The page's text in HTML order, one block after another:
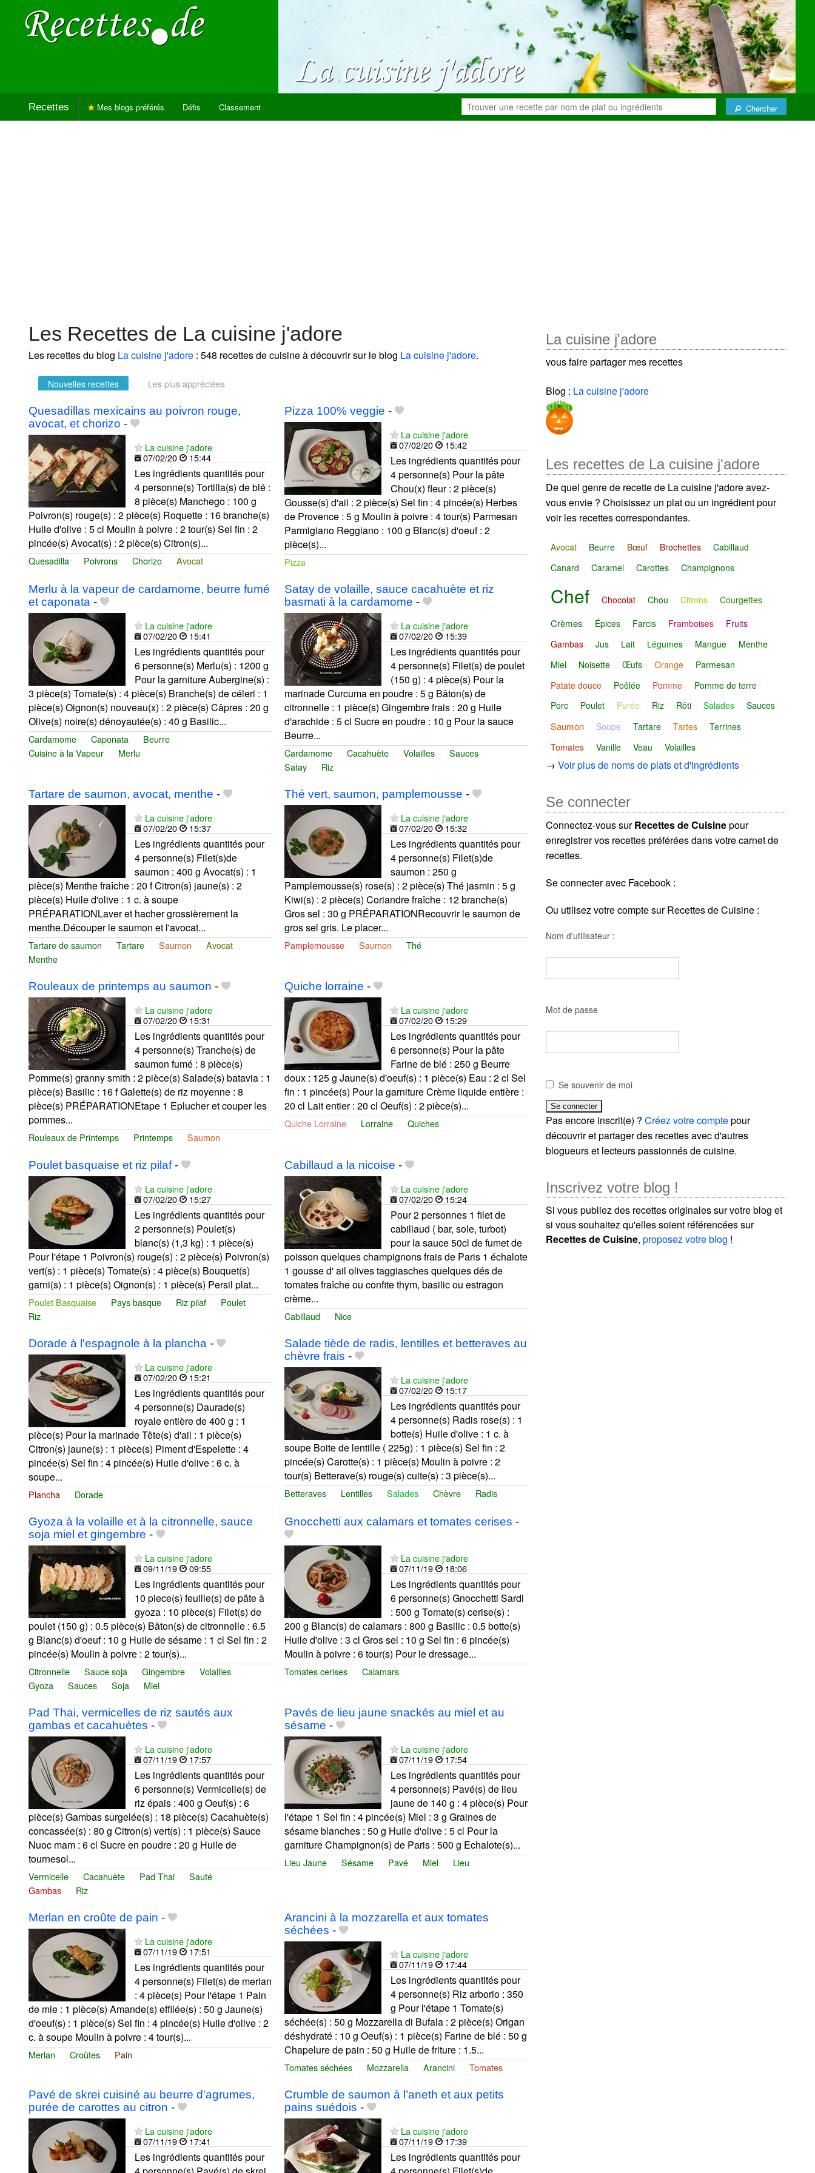
Recettes Chercher
Mes blogs préférés Défis Classement
Les Recettes de La cuisine j'adore
Les recettes du blog La cuisine j'adore : 548 recettes de cuisine à découvrir sur le blog La cuisine j'adore.
Nouvelles recettes Les plus appréciées
Quesadillas mexicains au poivron rouge,
avocat, et chorizo -
La cuisine j'adore
07/02/20
15:44
Les ingrédients quantités pour
4 personne(s) Tortilla(s) de blé :
8 pièce(s) Manchego : 100 g
Poivron(s) rouge(s) : 2 pièce(s) Roquette : 16 branche(s)
Huile d'olive : 5 cl Moulin à poivre : 2 tour(s) Sel fin : 2
pincée(s) Avocat(s) : 2 pièce(s) Citron(s)...
Quesadilla Poivrons Chorizo Avocat
Pizza 100% veggie -
La cuisine j'adore
07/02/20
15:42
Les ingrédients quantités pour
4 personne(s) Pour la pâte
Chou(x) fleur : 2 pièce(s)
Gousse(s) d'ail : 2 pièce(s) Sel fin : 4 pincée(s) Herbes
de Provence : 5 g Moulin à poivre : 4 tour(s) Parmesan
Parmigiano Reggiano : 100 g Blanc(s) d'oeuf : 2
pièce(s)...
Pizza
Merlu à la vapeur de cardamome, beurre fumé
et caponata -
La cuisine j'adore
07/02/20
15:41
Les ingrédients quantités pour
6 personne(s) Merlu(s) : 1200 g
Pour la garniture Aubergine(s) :
3 pièce(s) Tomate(s) : 4 pièce(s) Branche(s) de céleri : 1
pièce(s) Oignon(s) nouveau(x) : 2 pièce(s) Câpres : 20 g
Olive(s) noire(s) dénoyautée(s) : 40 g Basilic...
Cardamome Caponata
Beurre
Cuisine à la Vapeur
Merlu
Satay de volaille, sauce cacahuète et riz
basmati à la cardamome -
La cuisine j'adore
07/02/20
15:39
Les ingrédients quantités pour
4 personne(s) Filet(s) de poulet
(150 g) : 4 pièce(s) Pour la
marinade Curcuma en poudre : 5 g Bâton(s) de
citronnelle : 1 pièce(s) Gingembre frais : 20 g Huile
d'arachide : 5 cl Sucre en poudre : 10 g Pour la sauce
Beurre...
Cardamome Cacahuète Volailles
Sauces
Satay
Riz
Tartare de saumon, avocat, menthe -
La cuisine j'adore
07/02/20
15:37
Les ingrédients quantités pour
4 personne(s) Filet(s)de
saumon : 400 g Avocat(s) : 1
pièce(s) Menthe fraîche : 20 f Citron(s) jaune(s) : 2
pièce(s) Huile d'olive : 1 c. à soupe
PRÉPARATIONLaver et hacher grossièrement la
menthe.Découper le saumon et l'avocat...
Tartare de saumon Tartare Saumon
Avocat
Menthe
Thé vert, saumon, pamplemousse -
La cuisine j'adore
07/02/20
15:32
Les ingrédients quantités pour
4 personne(s) Filet(s)de
saumon : 250 g
Pamplemousse(s) rose(s) : 2 pièce(s) Thé jasmin : 5 g
Kiwi(s) : 2 pièce(s) Coriandre fraîche : 12 branche(s)
Gros sel : 30 g PRÉPARATIONRecouvrir le saumon de
gros sel gris. Le placer...
Pamplemousse Saumon Thé
Rouleaux de printemps au saumon -
La cuisine j'adore
07/02/20
15:31
Les ingrédients quantités pour
4 personne(s) Tranche(s) de
saumon fumé : 8 pièce(s)
Pomme(s) granny smith : 2 pièce(s) Salade(s) batavia : 1
pièce(s) Basilic : 16 f Galette(s) de riz moyenne : 8
pièce(s) PRÉPARATIONEtape 1 Eplucher et couper les
pommes...
Rouleaux de Printemps Printemps Saumon
Quiche lorraine -
La cuisine j'adore
07/02/20
15:29
Les ingrédients quantités pour
6 personne(s) Pour la pâte
Farine de blé : 250 g Beurre
doux : 125 g Jaune(s) d'oeuf(s) : 1 pièce(s) Eau : 2 cl Sel
fin : 1 pincée(s) Pour la garniture Crème liquide entière :
20 cl Lait entier : 20 cl Oeuf(s) : 2 pièce(s)...
Quiche Lorraine Lorraine Quiches
Poulet basquaise et riz pilaf-
La cuisine j'adore
07/02/20
15:27
Les ingrédients quantités pour
2 personne(s) Poulet(s)
blanc(s) (1,3 kg) : 1 pièce(s)
Pour l'étape 1 Poivron(s) rouge(s) : 2 pièce(s) Poivron(s)
vert(s) : 1 pièce(s) Tomate(s) : 4 pièce(s) Bouquet(s)
garni(s) : 1 pièce(s) Oignon(s) : 1 pièce(s) Persil plat...
Poulet Basquaise Pays basque Riz pilaf
Poulet
Riz
Cabillaud a la nicoise -
La cuisine j'adore
07/02/20
15:24
Pour 2 personnes 1 filet de
cabillaud ( bar, sole, turbot)
pour la sauce 50cl de fumet de
poisson quelques champignons frais de Paris 1 échalote
1 gousse d' ail olives taggiasches quelques dés de
tomates fraîche ou confite thym, basilic ou estragon
crème...
Cabillaud Nice
Dorade à l'espagnole à la plancha -
La cuisine j'adore
07/02/20
15:21
Les ingrédients quantités pour
4 personne(s) Daurade(s)
royale entière de 400 g : 1
pièce(s) Pour la marinade Tête(s) d'ail : 1 pièce(s)
Citron(s) jaune(s) : 1 pièce(s) Piment d'Espelette : 4
pincée(s) Sel fin : 4 pincée(s) Huile d'olive : 6 c. à
soupe...
Plancha Dorade
Salade tiède de radis, lentilles et betteraves au
chèvre frais -
La cuisine j'adore
07/02/20
15:17
Les ingrédients quantités pour
4 personne(s) Radis rose(s) : 1
botte(s) Huile d'olive : 1 c. à
soupe Boite de lentille ( 225g) : 1 pièce(s) Sel fin : 2
pincée(s) Carotte(s) : 1 pièce(s) Moulin à poivre : 2
tour(s) Betterave(s) rouge(s) cuite(s) : 3 pièce(s)...
Betteraves Lentilles Salades Chèvre Radis
Gyoza à la volaille et à la citronnelle, sauce
soja miel et gingembre -
La cuisine j'adore
09/11/19
09:55
Les ingrédients quantités pour
10 piece(s) feuille(s) de pâte à
gyoza : 10 pièce(s) Filet(s) de
poulet (150 g) : 0.5 pièce(s) Bâton(s) de citronnelle : 6.5
g Blanc(s) d'oeuf : 10 g Huile de sésame : 1 cl Sel fin : 2
pincée(s) Moulin à poivre : 2 tour(s)...
Citronnelle Sauce soja Gingembre
Volailles
Gyoza
Sauces Soja Miel
Gnocchetti aux calamars et tomates cerises -
La cuisine j'adore
07/11/19
18:06
Les ingrédients quantités pour
6 personne(s) Gnocchetti Sardi
: 500 g Tomate(s) cerise(s) :
200 g Blanc(s) de calamars : 800 g Basilic : 0.5 botte(s)
Huile d'olive : 3 cl Gros sel : 10 g Sel fin : 6 pincée(s)
Moulin à poivre : 6 tour(s) Pour le dressage...
Tomates cerises Calamars
Pad Thai, vermicelles de riz sautés aux
gambas et cacahuètes -
La cuisine j'adore
07/11/19
17:57
Les ingrédients quantités pour
6 personne(s) Vermicelle(s) de
riz épais : 400 g Oeuf(s) : 6
pièce(s) Gambas surgelée(s) : 18 pièce(s) Cacahuète(s)
concassée(s) : 80 g Citron(s) vert(s) : 1 pièce(s) Sauce
Nuoc mam : 6 cl Sucre en poudre : 20 g Huile de
tournesol...
Vermicelle Cacahuète Pad Thai
Sauté
Gambas
Riz
Pavés de lieu jaune snackés au miel et au
sésame -
La cuisine j'adore
07/11/19
17:54
Les ingrédients quantités pour
4 personne(s) Pavé(s) de lieu
jaune de 140 g : 4 pièce(s) Pour
l'étape 1 Sel fin : 4 pincée(s) Miel : 3 g Graines de
sésame blanches : 50 g Huile d'olive : 5 cl Pour la
garniture Champignon(s) de Paris : 500 g Echalote(s)...
Lieu Jaune Sésame Pavé Miel Lieu
Merlan en croûte de pain -
La cuisine j'adore
07/11/19
17:51
Les ingrédients quantités pour
4 personne(s) Filet(s) de merlan
: 4 pièce(s) Pour l'étape 1 Pain
de mie : 1 pièce(s) Amande(s) effilée(s) : 50 g Jaune(s)
d'oeuf(s) : 1 pièce(s) Sel fin : 4 pincée(s) Huile d'olive : 2
c. à soupe Moulin à poivre : 4 tour(s)...
Merlan Croûtes Pain
Arancini à la mozzarella et aux tomates
séchées -
La cuisine j'adore
07/11/19
17:44
Les ingrédients quantités pour
4 personne(s) Riz arborio : 350
g Pour l'étape 1 Tomate(s)
séchée(s) : 50 g Mozzarella di Bufala : 2 pièce(s) Origan
déshydraté : 10 g Oeuf(s) : 1 pièce(s) Farine de blé : 50 g
Chapelure de pain : 50 g Huile de friture : 1.5...
Tomates séchées Mozzarella Arancini Tomates
Pavé de skrei cuisiné au beurre d'agrumes,
purée de carottes au citron -
La cuisine j'adore
07/11/19
17:41
Les ingrédients quantités pour
Crumble de saumon à l’aneth et aux petits
pains suédois -
La cuisine j'adore
07/11/19
17:39
Les ingrédients quantités pour
La cuisine j'adore
vous faire partager mes recettes
Blog : La cuisine j'adore
Les recettes de La cuisine j'adore
De quel genre de recette de La cuisine j'adore avez-
vous envie ? Choisissez un plat ou un ingrédient pour
voir les recettes correspondantes.
Avocat Beurre Bœuf Brochettes
Cabillaud
Canard
Caramel Carottes Champignons
Chef Chocolat Chou Citrons Courgettes
Crèmes Épices Farcis Framboises
Fruits
Gambas
Jus Lait Légumes Mangue
Menthe
Miel
Noisette Œufs Orange
Parmesan
Patate douce
Poêlée Pomme
Pomme de terre
Porc
Poulet Purée Riz Rôti Salades Sauces
Saumon Soupe Tartare Tartes
Terrines
Tomates
Vanille Veau Volailles
→Voir plus de noms de plats et d'ingrédients
Se connecter
Connectez-vous surRecettes de Cuisinepour
enregistrer vos recettes préférées dans votre carnet de
recettes.
Se connecter avec Facebook :
Ou utilisez votre compte sur Recettes de Cuisine :
Nom d'utilisateur :
Mot de passe
Se souvenir de moi
Pas encore inscrit(e) ?Créez votre comptepour
découvrir et partager des recettes avec d'autres
blogueurs et lecteurs passionnés de cuisine.
Inscrivez votre blog !
Si vous publiez des recettes originales sur votre blog et
si vous souhaitez qu'elles soient référencées sur
Recettes de Cuisine,proposez votre blog !